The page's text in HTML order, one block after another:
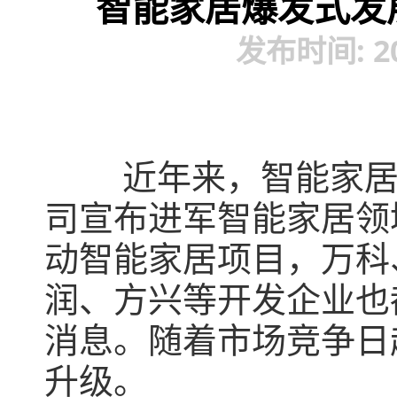
发布时间:
近年来，智能家
司宣布进军智能家居
动智能家居项目，万
润、方兴等开发企业
消息。随着市场竞争
升级。